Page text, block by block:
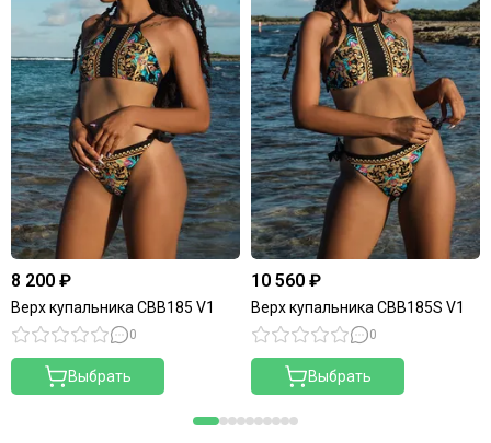
8 200 ₽
Верх купальника CBB185 V1
0
Выбрать
10 560 ₽
Верх купальника CBB185S V1
0
Выбрать